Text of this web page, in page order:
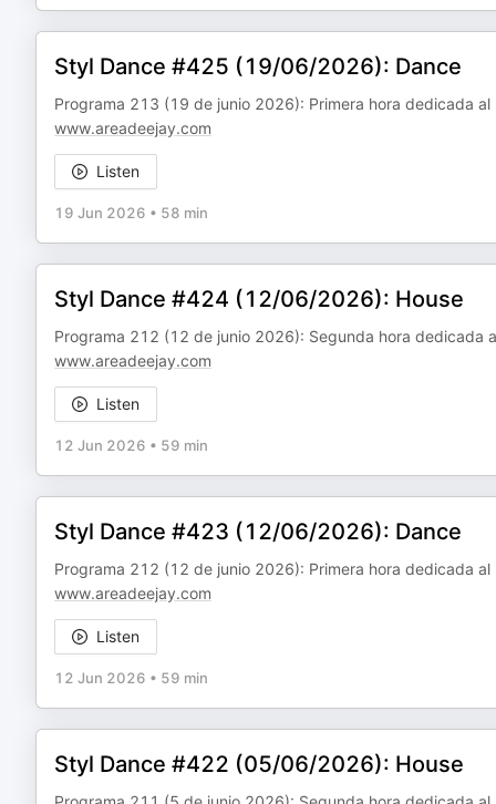
Styl Dance #425 (19/06/2026): Dance
Programa 213 (19 de junio 2026): Primera hora dedicada
www.areadeejay.com
Listen
19 Jun 2026 • 58 min
Styl Dance #424 (12/06/2026): House
Programa 212 (12 de junio 2026): Segunda hora dedicada
www.areadeejay.com
Listen
12 Jun 2026 • 59 min
Styl Dance #423 (12/06/2026): Dance
Programa 212 (12 de junio 2026): Primera hora dedicada
www.areadeejay.com
Listen
12 Jun 2026 • 59 min
Styl Dance #422 (05/06/2026): House